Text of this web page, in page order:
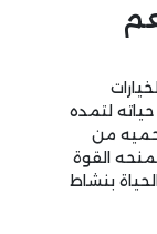
حياته لتمده
تحميه من
القوة
بنشاط